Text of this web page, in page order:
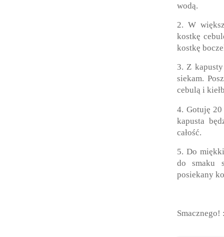
wodą.
2. W
kostkę
kostkę
3. Z
siekam.
cebulą i
4. Gotuję
kapusta
całość.
5. Do
do smaku
posiekany
Smacznego!